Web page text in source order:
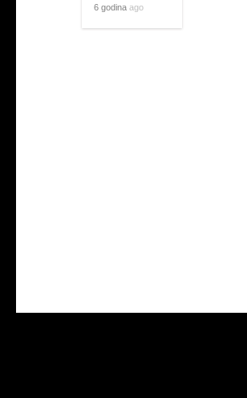
6 godina ago